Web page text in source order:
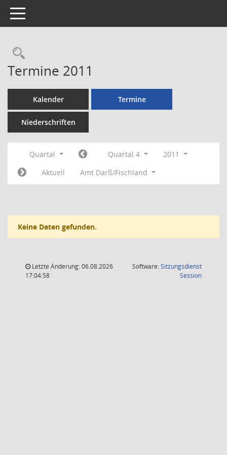
Toggle navigation
Rechercheauswahl
Termine 2011
Kalender Termine
Niederschriften
Quartal Quartal 4
2011
Aktuell
Amt Darß/Fischland
Keine Daten gefunden.
Letzte Änderung: 06.08.2026
17:04:58
Software:Sitzungsdienst
Session(Wird in